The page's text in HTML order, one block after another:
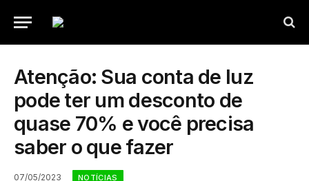
Atenção: Sua conta de luz
pode ter um desconto de
quase 70% e você precisa
saber o que fazer
07/05/2023 NOTÍCIAS